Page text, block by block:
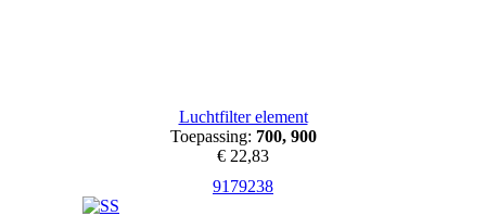
Luchtfilter element
Toepassing: 700, 900
€ 22,83
9179238